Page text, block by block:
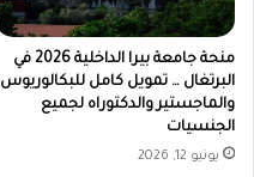
منحة جامعة بيرا الداخلية 2026 في
البرتغال … تمويل كامل للبكالوريوس
والماجستير والدكتوراه لجميع
الجنسيات
يونيو 12, 2026